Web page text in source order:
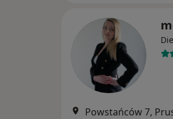
Powstańców 7,